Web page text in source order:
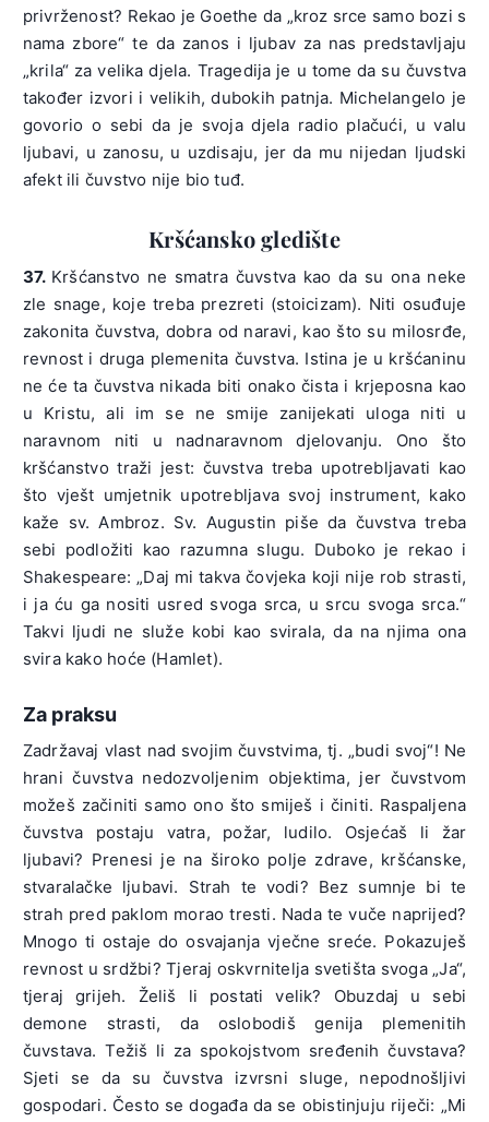
privrženost? Rekao je Goethe da „kroz srce samo bozi s
nama zbore“ te da zanos i ljubav za nas predstavljaju
„krila“ za velika djela. Tragedija je u tome da su čuvstva
također izvori i velikih, dubokih patnja. Michelangelo je
govorio o sebi da je svoja djela radio plačući, u valu
ljubavi, u zanosu, u uzdisaju, jer da mu nijedan ljudski
afekt ili čuvstvo nije bio tuđ.
Kršćansko gledište
37. Kršćanstvo ne smatra čuvstva kao da su ona neke
zle snage, koje treba prezreti (stoicizam). Niti osuđuje
zakonita čuvstva, dobra od naravi, kao što su milosrđe,
revnost i druga plemenita čuvstva. Istina je u kršćaninu
ne će ta čuvstva nikada biti onako čista i krjeposna kao
u Kristu, ali im se ne smije zanijekati uloga niti u
naravnom niti u nadnaravnom djelovanju. Ono što
kršćanstvo traži jest: čuvstva treba upotrebljavati kao
što vješt umjetnik upotrebljava svoj instrument, kako
kaže sv. Ambroz. Sv. Augustin piše da čuvstva treba
sebi podložiti kao razumna slugu. Duboko je rekao i
Shakespeare: „Daj mi takva čovjeka koji nije rob strasti,
i ja ću ga nositi usred svoga srca, u srcu svoga srca.“
Takvi ljudi ne služe kobi kao svirala, da na njima ona
svira kako hoće (Hamlet).
Za praksu
Zadržavaj vlast nad svojim čuvstvima, tj. „budi svoj“! Ne
hrani čuvstva nedozvoljenim objektima, jer čuvstvom
možeš začiniti samo ono što smiješ i činiti. Raspaljena
čuvstva postaju vatra, požar, ludilo. Osjećaš li žar
ljubavi? Prenesi je na široko polje zdrave, kršćanske,
stvaralačke ljubavi. Strah te vodi? Bez sumnje bi te
strah pred paklom morao tresti. Nada te vuče naprijed?
Mnogo ti ostaje do osvajanja vječne sreće. Pokazuješ
revnost u srdžbi? Tjeraj oskvrnitelja svetišta svoga „Ja“,
tjeraj grijeh. Želiš li postati velik? Obuzdaj u sebi
demone strasti, da oslobodiš genija plemenitih
čuvstava. Težiš li za spokojstvom sređenih čuvstava?
Sjeti se da su čuvstva izvrsni sluge, nepodnošljivi
gospodari. Često se događa da se obistinjuju riječi: „Mi